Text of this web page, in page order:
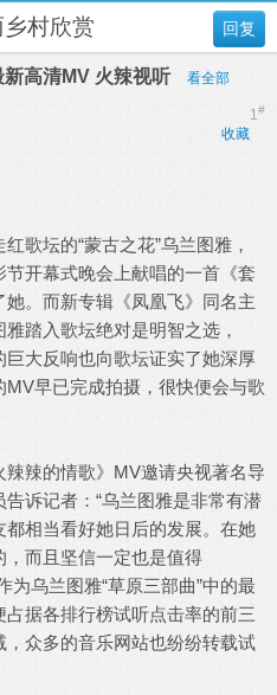
回复
村欣赏
高清MV 火辣视听 看全部
1#
收藏
坛的“蒙古之花”乌兰图雅，
开幕式晚会上献唱的一首《套
。而新专辑《凤凰飞》同名主
踏入歌坛绝对是明智之选，
巨大反响也向歌坛证实了她深厚
早已完成拍摄，很快便会与歌
辣的情歌》MV邀请央视著名导
诉记者：“乌兰图雅是非常有潜
都相当看好她日后的发展。在她
而且坚信一定也是值得
为乌兰图雅“草原三部曲”中的最
据各排行榜试听点击率的前三
众多的音乐网站也纷纷转载试